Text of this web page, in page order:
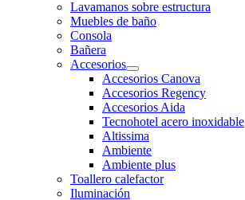
Lavamanos sobre estructura
Muebles de baño
Consola
Bañera
Accesorios
Accesorios Canova
Accesorios Regency
Accesorios Aida
Tecnohotel acero inoxidable
Altissima
Ambiente
Ambiente plus
Toallero calefactor
Iluminación